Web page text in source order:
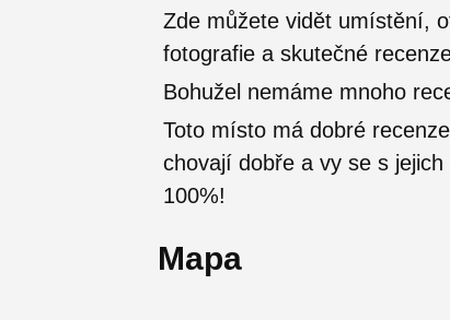
Zde můžete vidět umístění,
fotografie a skutečné
Bohužel nemáme mnoho
Toto místo má dobré
chovají dobře a vy se s
100%!
Mapa